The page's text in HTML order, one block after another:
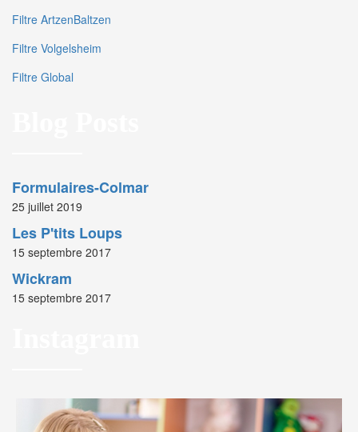
Filtre ArtzenBaltzen
Filtre Volgelsheim
Filtre Global
Formulaires-Colmar
25 juillet 2019
Les P'tits Loups
15 septembre 2017
Wickram
15 septembre 2017